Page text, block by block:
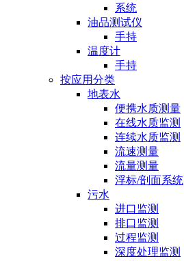
系统
油品测试仪
手持
温度计
手持
按应用分类
地表水
便携水质测量
在线水质监测
连续水质监测
流速测量
流量测量
浮标/剖面系统
污水
进口监测
排口监测
过程监测
深度处理监测